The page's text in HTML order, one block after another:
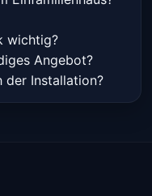
wichtig?
Angebot?
der Installation?